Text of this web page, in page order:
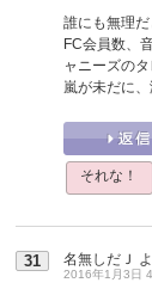
誰にも無理
FC会員数、
ャニーズの
嵐が未だに
それな！
31 名無しだＪ
2016年1月3日